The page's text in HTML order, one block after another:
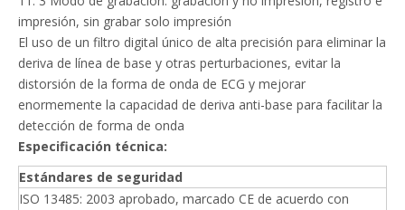
impresión, sin grabar solo impresión
El uso de un filtro digital único de alta precisión para eliminar la
deriva de línea de base y otras perturbaciones, evitar la
distorsión de la forma de onda de ECG y mejorar
enormemente la capacidad de deriva anti-base para facilitar la
detección de forma de onda
Especificación técnica:
Estándares de seguridad
ISO 13485: 2003 aprobado, marcado CE de acuerdo con